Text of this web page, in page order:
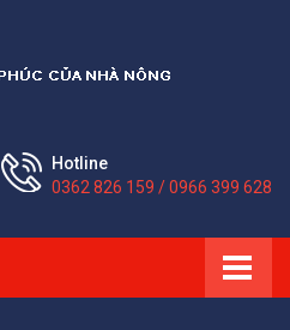
Hotline
0362 826 159 / 0966 399 628